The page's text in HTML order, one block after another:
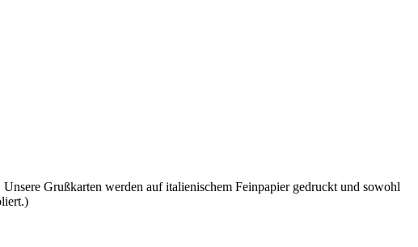
Grußkarten werden auf italienischem Feinpapier gedruckt und sowohl